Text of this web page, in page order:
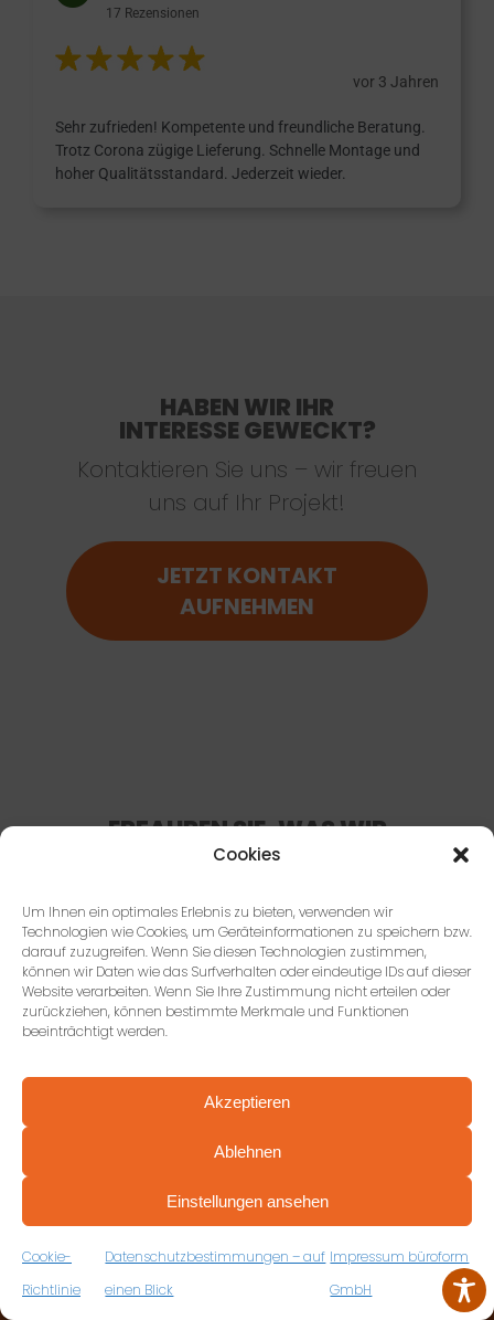
Cookies
Um Ihnen ein optimales Erlebnis zu bieten, verwenden wir
Technologien wie Cookies, um Geräteinformationen zu speichern bzw.
darauf zuzugreifen. Wenn Sie diesen Technologien zustimmen,
können wir Daten wie das Surfverhalten oder eindeutige IDs auf dieser
Website verarbeiten. Wenn Sie Ihre Zustimmung nicht erteilen oder
zurückziehen, können bestimmte Merkmale und Funktionen
beeinträchtigt werden.
Akzeptieren
Ablehnen
Einstellungen ansehen
Cookie-
Richtlinie
Datenschutzbestimmungen – auf
einen Blick
Impressum büroform
GmbH
17 Rezensionen
vor 3 Jahren
Sehr zufrieden! Kompetente und freundliche Beratung.
Trotz Corona zügige Lieferung. Schnelle Montage und
hoher Qualitätsstandard. Jederzeit wieder.
HABEN WIR IHR
INTERESSE GEWECKT?
Kontaktieren Sie uns – wir freuen
uns auf Ihr Projekt!
JETZT KONTAKT
AUFNEHMEN
ERFAHREN SIE, WAS WIR
GEMEINSAM
Unsere 5 Ziele für ein erfolgreiches
Projekt.
ZU UNSEREN ZIELEN
KONTAKTIEREN SIE UNS
VEREINBAREN SIE JETZT IHRE
KOSTENFREIE ERSTBERATUNG
ZUM RÜCKRUFFORMULAR